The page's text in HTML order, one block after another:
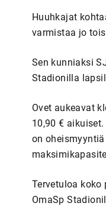
Huuhkajat
varmistaa jo
Sen kunniaksi
Stadionilla
Ovet aukeavat
10,90 €
on
Tervetuloa
OmaSp